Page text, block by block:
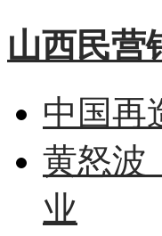
山西民营
中国再
黄怒波
业